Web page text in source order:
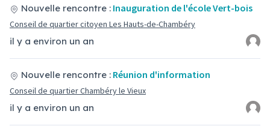
il y a environ un an
Nouvelle rencontre : Inauguration de l'école Vert-bois
Conseil de quartier citoyen Les Hauts-de-Chambéry
il y a environ un an
Nouvelle rencontre : Réunion d'information
Conseil de quartier Chambéry le Vieux